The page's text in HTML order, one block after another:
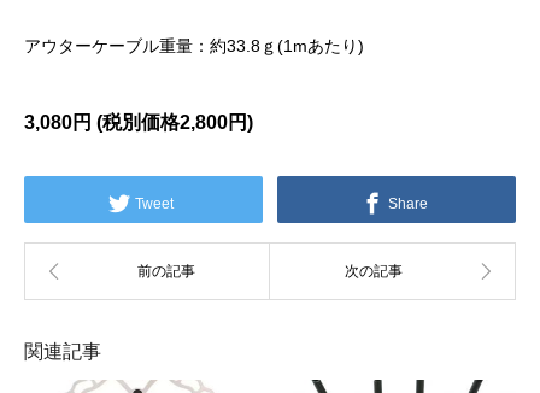
アウターケーブル重量：約33.8ｇ(1mあたり)
3,080円 (税別価格2,800円)
Tweet Share
関連記事